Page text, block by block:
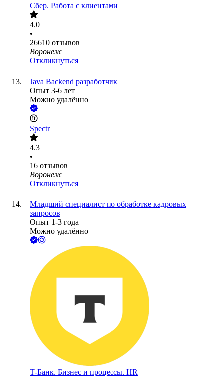
Сбер. Работа с клиентами
4.0
•
26610 отзывов
Воронеж
Откликнуться
Java Backend разработчик
Опыт 3-6 лет
Можно удалённо
Spectr
4.3
•
16 отзывов
Воронеж
Откликнуться
Младший специалист по обработке кадровых
запросов
Опыт 1-3 года
Можно удалённо
Т-Банк. Бизнес и процессы. HR